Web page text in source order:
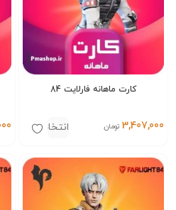
کارت ماهانه فارلایت 84
3,407,000 تومان
انتخاب